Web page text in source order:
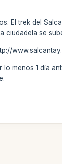
El trek del
ciudadela se
menos 1 día